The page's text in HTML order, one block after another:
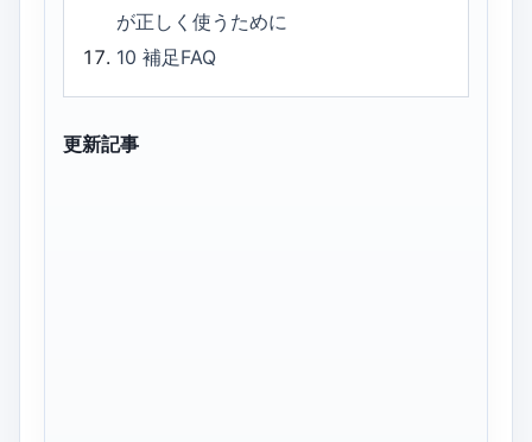
が正しく使うために
10補足FAQ
更新記事